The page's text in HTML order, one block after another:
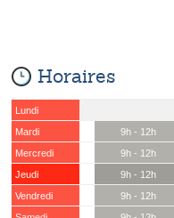
Horaires
Lundi
Mardi
9h - 12h
Mercredi
9h - 12h
Jeudi
9h - 12h
Vendredi
9h - 12h